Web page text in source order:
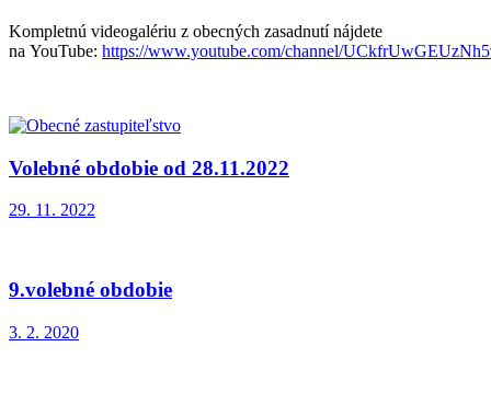
Kompletnú videogalériu z obecných zasadnutí nájdete
na YouTube: https://www.youtube.com/channel/
Volebné obdobie od 28.11.2022
29. 11. 2022
9.volebné obdobie
3. 2. 2020